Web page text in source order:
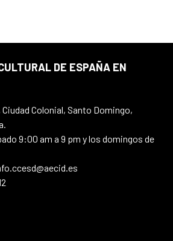
DE ESPAÑA EN
Colonial, Santo Domingo,
9:00 am a 9 pm y los domingos de